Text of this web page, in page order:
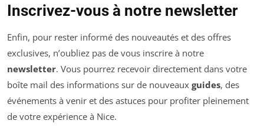
Inscrivez-vous à notre newsletter
Enfin, pour rester informé des nouveautés et des offres
exclusives, n’oubliez pas de vous inscrire à notre
newsletter. Vous pourrez recevoir directement dans votre
boîte mail des informations sur de nouveaux guides, des
événements à venir et des astuces pour profiter pleinement
de votre expérience à Nice.